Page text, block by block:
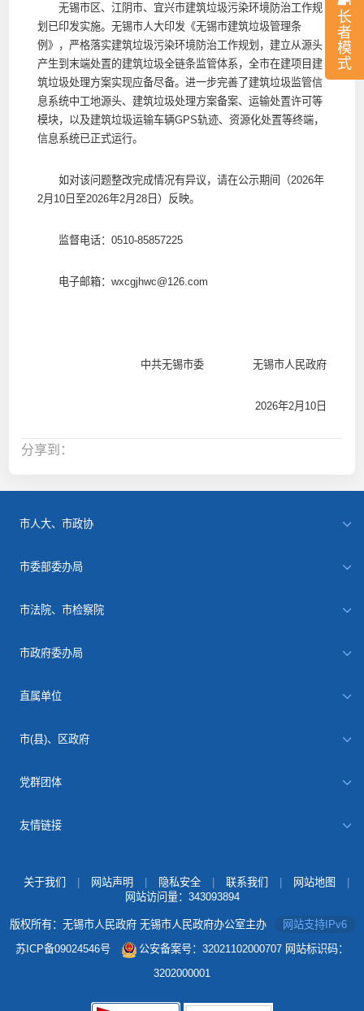
长
者
模
式
无锡市区、江阴市、宜兴市建筑垃圾污染环境防治工作规
划已印发实施。无锡市人大印发《无锡市建筑垃圾管理条
例》，严格落实建筑垃圾污染环境防治工作规划，建立从源头
产生到末端处置的建筑垃圾全链条监管体系，全市在建项目建
筑垃圾处理方案实现应备尽备。进一步完善了建筑垃圾监管信
息系统中工地源头、建筑垃圾处理方案备案、运输处置许可等
模块，以及建筑垃圾运输车辆GPS轨迹、资源化处置等终端，
信息系统已正式运行。
如对该问题整改完成情况有异议，请在公示期间（2026年
2月10日至2026年2月28日）反映。
监督电话：0510-85857225
电子邮箱：wxcgjhwc@126.com
中共无锡市委 无锡市人民政府
2026年2月10日
分享到：
市人大、市政协
市委部委办局
市法院、市检察院
市政府委办局
直属单位
市(县)、区政府
党群团体
友情链接
关于我们 网站声明 隐私安全 联系我们 网站地图
网站访问量： 343093894
版权所有：无锡市人民政府 无锡市人民政府办公室主办
网站支持IPv6
苏ICP备09024546号
公安备案号：32021102000707 网站标识码：
3202000001